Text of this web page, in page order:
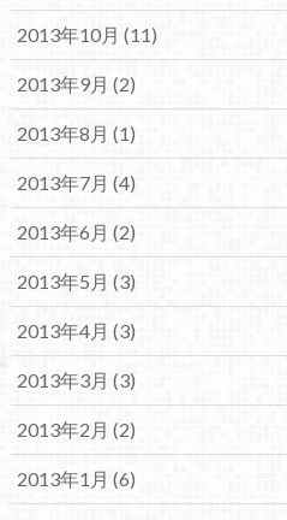
2013年10月 (11)
2013年9月 (2)
2013年8月 (1)
2013年7月 (4)
2013年6月 (2)
2013年5月 (3)
2013年4月 (3)
2013年3月 (3)
2013年2月 (2)
2013年1月 (6)